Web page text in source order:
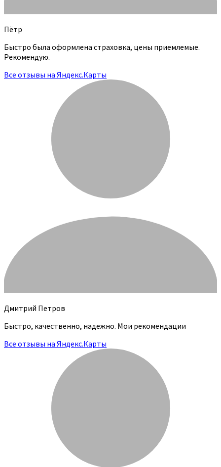
Пётр
Быстро была оформлена страховка, цены приемлемые.
Рекомендую.
Все отзывы на Яндекс.Карты
Дмитрий Петров
Быстро, качественно, надежно. Мои рекомендации
Все отзывы на Яндекс.Карты